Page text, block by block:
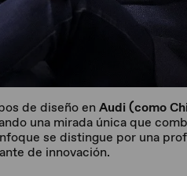
de diseño en Audi (como
una mirada única que
se distingue por una
de innovación.